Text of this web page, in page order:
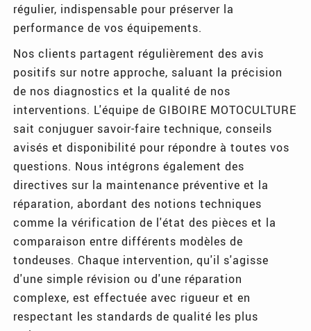
régulier, indispensable pour préserver la
performance de vos équipements.
Nos clients partagent régulièrement des avis
positifs sur notre approche, saluant la précision
de nos diagnostics et la qualité de nos
interventions. L'équipe de GIBOIRE MOTOCULTURE
sait conjuguer savoir-faire technique, conseils
avisés et disponibilité pour répondre à toutes vos
questions. Nous intégrons également des
directives sur la maintenance préventive et la
réparation, abordant des notions techniques
comme la vérification de l'état des pièces et la
comparaison entre différents modèles de
tondeuses. Chaque intervention, qu'il s'agisse
d'une simple révision ou d'une réparation
complexe, est effectuée avec rigueur et en
respectant les standards de qualité les plus